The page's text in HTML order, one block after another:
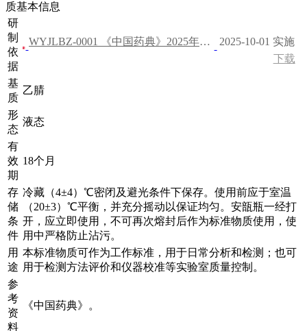
质基本信息
研
制
依
据
WYJLBZ-0001 《中国药典》2025年版 一部
2025-10-01 实施
下载
基
质
乙腈
形
态
液态
有
效
期
18个月
存
储
条
件
冷藏（4±4）℃密闭及避光条件下保存。使用前应于室温
（20±3）℃平衡，并充分摇动以保证均匀。安瓿瓶一经打
开，应立即使用，不可再次熔封后作为标准物质使用，使
用中严格防止沾污。
用
途
本标准物质可作为工作标准，用于日常分析和检测；也可
用于检测方法评价和仪器校准等实验室质量控制。
参
考
资
料
《中国药典》。